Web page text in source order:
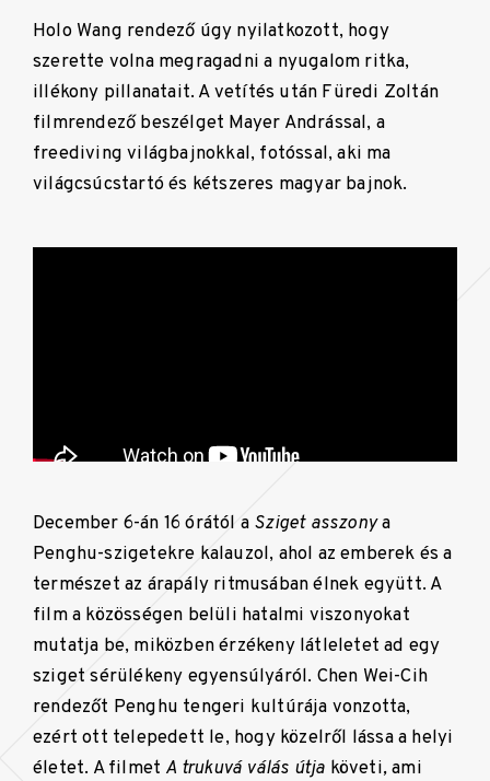
Holo Wang rendező úgy nyilatkozott, hogy
szerette volna megragadni a nyugalom ritka,
illékony pillanatait. A vetítés után Füredi Zoltán
filmrendező beszélget Mayer Andrással, a
freediving világbajnokkal, fotóssal, aki ma
világcsúcstartó és kétszeres magyar bajnok.
December 6-án 16 órától a Sziget asszonya
Penghu-szigetekre kalauzol, ahol az emberek és a
természet az árapály ritmusában élnek együtt. A
film a közösségen belüli hatalmi viszonyokat
mutatja be, miközben érzékeny látleletet ad egy
sziget sérülékeny egyensúlyáról. Chen Wei-Cih
rendezőt Penghu tengeri kultúrája vonzotta,
ezért ott telepedett le, hogy közelről lássa a helyi
életet. A filmet A trukuvá válás útja követi,ami